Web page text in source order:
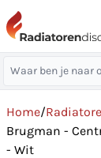
Home/
Brugman -
- Wit